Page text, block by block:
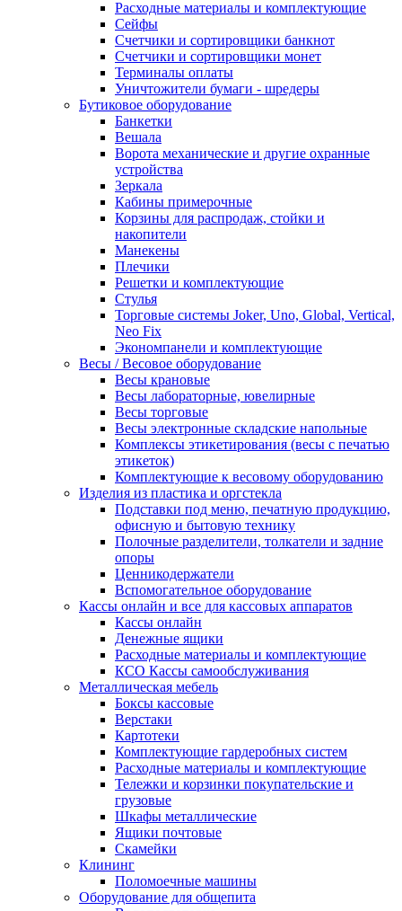
Расходные материалы и комплектующие
Сейфы
Счетчики и сортировщики банкнот
Счетчики и сортировщики монет
Терминалы оплаты
Уничтожители бумаги - шредеры
Бутиковое оборудование
Банкетки
Вешала
Ворота механические и другие охранные
устройства
Зеркала
Кабины примерочные
Корзины для распродаж, стойки и
накопители
Манекены
Плечики
Решетки и комплектующие
Стулья
Торговые системы Joker, Uno, Global, Vertical,
Neo Fix
Экономпанели и комплектующие
Весы / Весовое оборудование
Весы крановые
Весы лабораторные, ювелирные
Весы торговые
Весы электронные складские напольные
Комплексы этикетирования (весы с печатью
этикеток)
Комплектующие к весовому оборудованию
Изделия из пластика и оргстекла
Подставки под меню, печатную продукцию,
офисную и бытовую технику
Полочные разделители, толкатели и задние
опоры
Ценникодержатели
Вспомогательное оборудование
Кассы онлайн и все для кассовых аппаратов
Кассы онлайн
Денежные ящики
Расходные материалы и комплектующие
КСО Кассы самообслуживания
Металлическая мебель
Боксы кассовые
Верстаки
Картотеки
Комплектующие гардеробных систем
Расходные материалы и комплектующие
Тележки и корзинки покупательские и
грузовые
Шкафы металлические
Ящики почтовые
Скамейки
Клининг
Поломоечные машины
Оборудование для общепита